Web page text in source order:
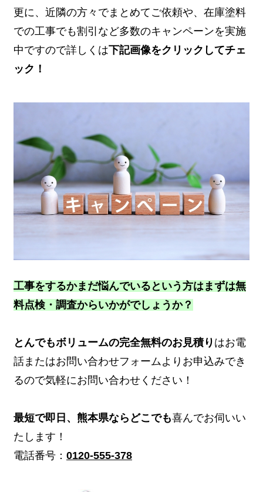
更に、近隣の方々でまとめてご依頼や、在庫塗料
での工事でも割引など多数のキャンペーンを実施
中ですので詳しくは下記画像をクリックしてチェ
ック！
工事をするかまだ悩んでいるという方はまずは無
料点検・調査からいかがでしょうか？
とんでもボリュームの完全無料のお見積り はお電
話またはお問い合わせフォームよりお申込みでき
るので気軽にお問い合わせください！
最短で即日、熊本県ならどこでも喜んでお伺いい
たします！
電話番号： 0120-555-378